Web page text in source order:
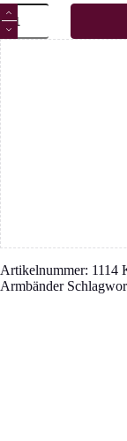
Makramee
Armband
Herz
beige
-
grün
Menge
Artikelnummer: 1114
Armbänder